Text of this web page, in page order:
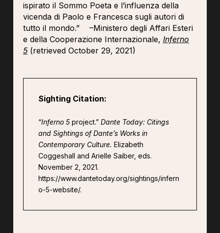
ispirato il Sommo Poeta e l’influenza della
vicenda di Paolo e Francesca sugli autori di
tutto il mondo.” –Ministero degli Affari Esteri
e della Cooperazione Internazionale, Inferno
5 (retrieved October 29, 2021)
Sighting Citation:
“Inferno 5project.” Dante Today: Citings
and Sightings of Dante’s Works in
Contemporary Culture. Elizabeth
Coggeshall and Arielle Saiber, eds.
November 2, 2021.
https://www.dantetoday.org/sightings/infern
o-5-website/.